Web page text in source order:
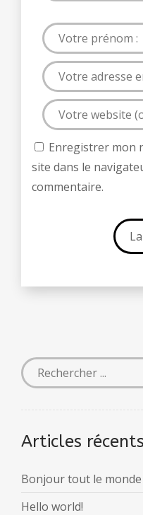
Enregistrer mon
site dans le
commentaire.
Articles récents
Bonjour tout le monde
Hello world!